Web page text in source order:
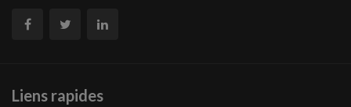
Liens rapides